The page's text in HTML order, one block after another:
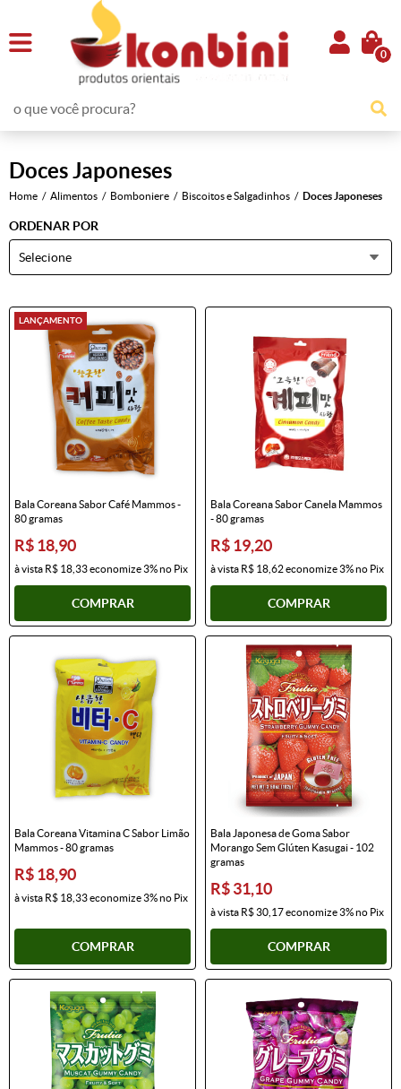
0
Doces Japoneses
Home Alimentos Bomboniere Biscoitos e Salgadinhos Doces Japoneses
ORDENAR POR
Selecione
LANÇAMENTO
Bala Coreana Sabor Café Mammos -
80 gramas
R$ 18,90
à vista R$ 18,33economize3%no Pix
COMPRAR
Bala Coreana Sabor Canela Mammos
- 80 gramas
R$ 19,20
à vista R$ 18,62economize3%no Pix
COMPRAR
Bala Coreana Vitamina C Sabor Limão
Mammos - 80 gramas
R$ 18,90
à vista R$ 18,33economize3%no Pix
COMPRAR
Bala Japonesa de Goma Sabor
Morango Sem Glúten Kasugai - 102
gramas
R$ 31,10
à vista R$ 30,17economize3%no Pix
COMPRAR